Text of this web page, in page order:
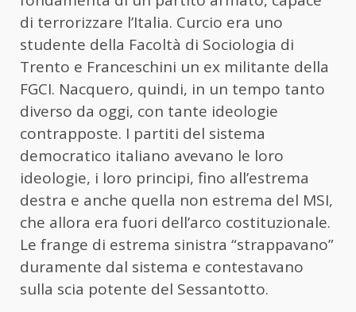
di terrorizzare l’Italia. Curcio era uno
studente della Facoltà di Sociologia di
Trento e Franceschini un ex militante della
FGCI. Nacquero, quindi, in un tempo tanto
diverso da oggi, con tante ideologie
contrapposte. I partiti del sistema
democratico italiano avevano le loro
ideologie, i loro principi, fino all’estrema
destra e anche quella non estrema del MSI,
che allora era fuori dell’arco costituzionale.
Le frange di estrema sinistra “strappavano”
duramente dal sistema e contestavano
sulla scia potente del Sessantotto.